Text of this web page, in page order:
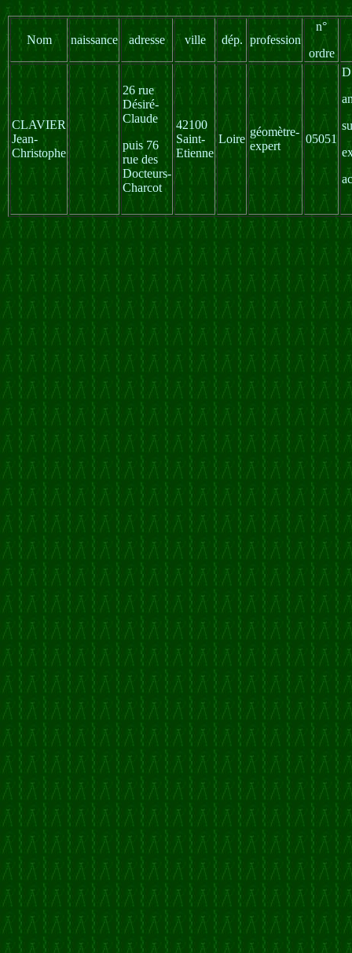
Nom naissance adresse ville dép. profession
n°
ordre
CLAVIER
Jean-
Christophe
26 rue
Désiré-
Claude
puis 76
rue des
Docteurs-
Charcot
42100
Saint-
Etienne
Loire
géomètre-
expert
05051